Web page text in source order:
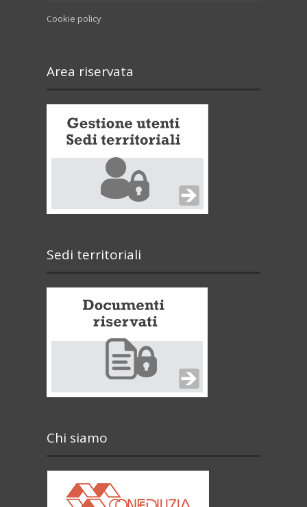
Cookie policy
Area riservata
Sedi territoriali
Chi siamo